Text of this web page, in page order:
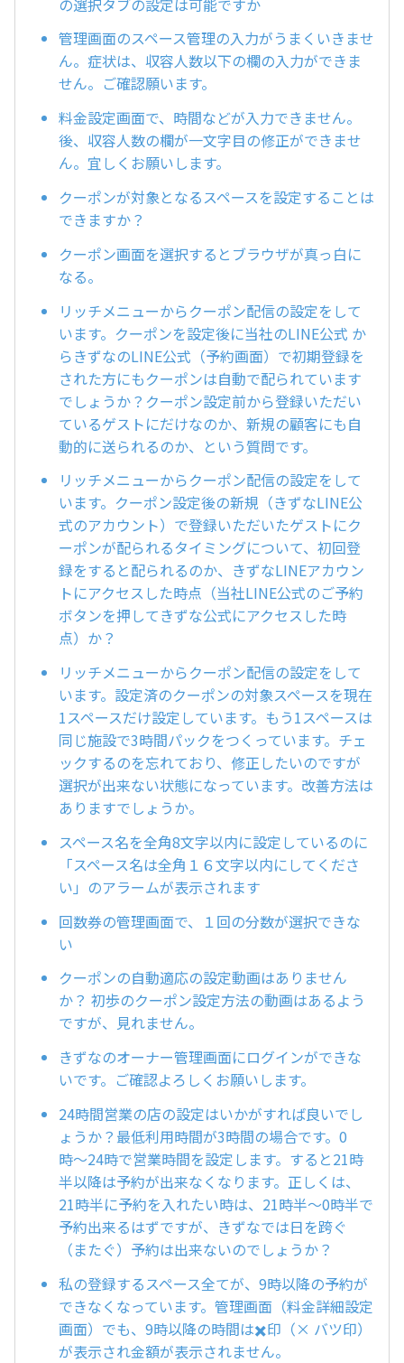
管理画面のスペース管理の入力がうまくいきませ
ん。症状は、収容人数以下の欄の入力ができま
せん。ご確認願います。
料金設定画面で、時間などが入力できません。
後、収容人数の欄が一文字目の修正ができませ
ん。宜しくお願いします。
クーポンが対象となるスペースを設定することは
できますか？
クーポン画面を選択するとブラウザが真っ白に
なる。
リッチメニューからクーポン配信の設定をして
います。クーポンを設定後に当社のLINE公式 か
らきずなのLINE公式（予約画面）で初期登録を
された方にもクーポンは自動で配られています
でしょうか？クーポン設定前から登録いただい
ているゲストにだけなのか、新規の顧客にも自
動的に送られるのか、という質問です。
リッチメニューからクーポン配信の設定をして
います。クーポン設定後の新規（きずなLINE公
式のアカウント）で登録いただいたゲストにク
ーポンが配られるタイミングについて、初回登
録をすると配られるのか、きずなLINEアカウン
トにアクセスした時点（当社LINE公式のご予約
ボタンを押してきずな公式にアクセスした時
点）か？
リッチメニューからクーポン配信の設定をして
います。設定済のクーポンの対象スペースを現在
1スペースだけ設定しています。もう1スペースは
同じ施設で3時間パックをつくっています。チェ
ックするのを忘れており、修正したいのですが
選択が出来ない状態になっています。改善方法は
ありますでしょうか。
スペース名を全角8文字以内に設定しているのに
「スペース名は全角１６文字以内にしてくださ
い」のアラームが表示されます
回数券の管理画面で、１回の分数が選択できな
い
クーポンの自動適応の設定動画はありません
か？ 初歩のクーポン設定方法の動画はあるよう
ですが、見れません。
きずなのオーナー管理画面にログインができな
いです。ご確認よろしくお願いします。
24時間営業の店の設定はいかがすれば良いでし
ょうか？最低利用時間が3時間の場合です。0
時〜24時で営業時間を設定します。すると21時
半以降は予約が出来なくなります。正しくは、
21時半に予約を入れたい時は、21時半〜0時半で
予約出来るはずですが、きずなでは日を跨ぐ
（またぐ）予約は出来ないのでしょうか？
私の登録するスペース全てが、9時以降の予約が
できなくなっています。管理画面（料金詳細設定
画面）でも、9時以降の時間は✖️印（× バツ印）
が表示され金額が表示されません。